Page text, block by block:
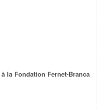
à la Fondation Fernet-Branca